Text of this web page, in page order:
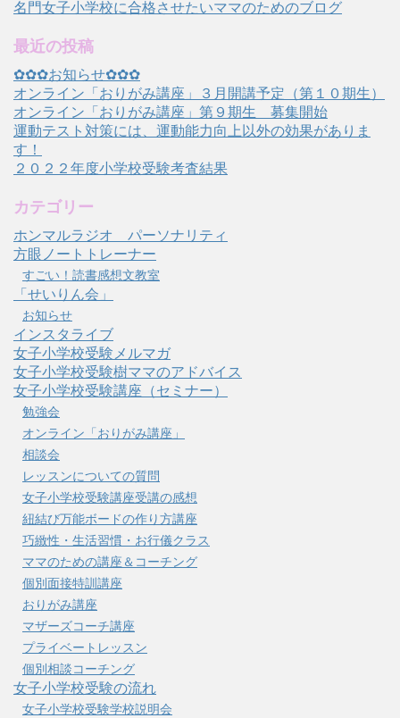
名門女子小学校に合格させたいママのためのブログ
最近の投稿
✿✿✿お知らせ✿✿✿
オンライン「おりがみ講座」３月開講予定（第１０期生）
オンライン「おりがみ講座」第９期生 募集開始
運動テスト対策には、運動能力向上以外の効果がありま
す！
２０２２年度小学校受験考査結果
カテゴリー
ホンマルラジオ パーソナリティ
方眼ノートトレーナー
すごい！読書感想文教室
「せいりん会」
お知らせ
インスタライブ
女子小学校受験メルマガ
女子小学校受験樹ママのアドバイス
女子小学校受験講座（セミナー）
勉強会
オンライン「おりがみ講座」
相談会
レッスンについての質問
女子小学校受験講座受講の感想
紐結び万能ボードの作り方講座
巧緻性・生活習慣・お行儀クラス
ママのための講座＆コーチング
個別面接特訓講座
おりがみ講座
マザーズコーチ講座
プライベートレッスン
個別相談コーチング
女子小学校受験の流れ
女子小学校受験学校説明会